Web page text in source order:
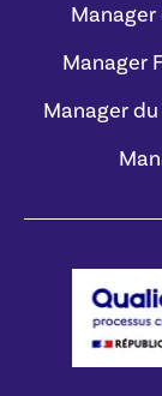
Manager
Manager